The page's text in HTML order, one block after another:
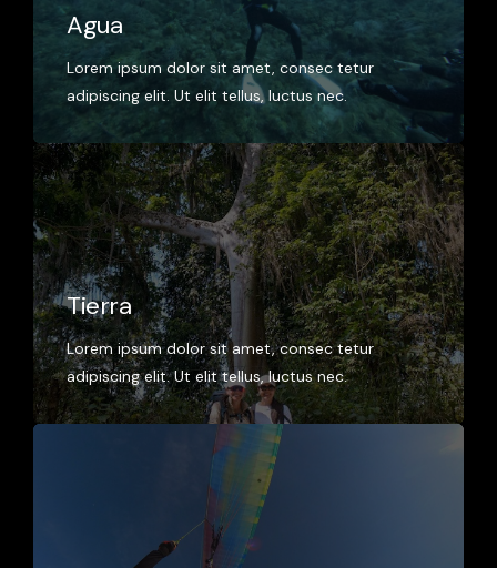
Agua
Lorem ipsum dolor sit amet, consec tetur
adipiscing elit. Ut elit tellus, luctus nec.
Tierra
Lorem ipsum dolor sit amet, consec tetur
adipiscing elit. Ut elit tellus, luctus nec.